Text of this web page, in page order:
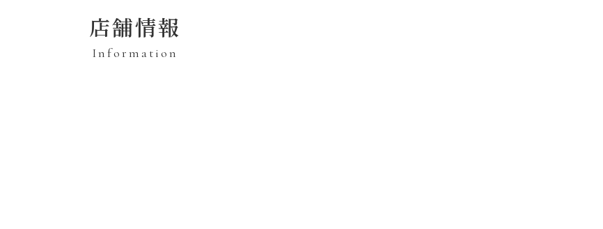
店舗情報
Information